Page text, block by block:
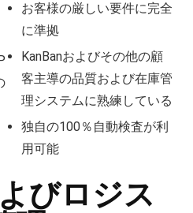
お客様の厳しい要件に完全
に準拠
KanBanおよびその他の顧
客主導の品質および在庫管
理システムに熟練している
独自の100％自動検査が利
用可能
びロジス